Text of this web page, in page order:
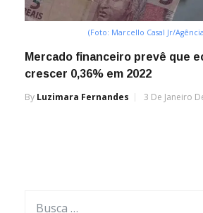
(Foto: Marcello Casal Jr/
Mercado financeiro prevê que
crescer 0,36% em 2022
By Luzimara Fernandes 3 De Janeiro